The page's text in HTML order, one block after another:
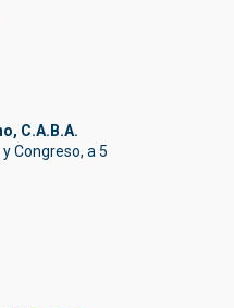
C.A.B.A.
Congreso, a 5